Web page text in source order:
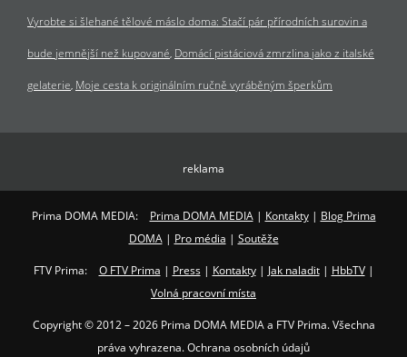
Vyrobte si šlehané tělové máslo doma: Stačí pár přírodních surovin a
bude jemnější než kupované Domácí pistáciová zmrzlina jako z italské
gelaterie Moje cesta k originálním ručně vyráběným šperkům
reklama
Prima DOMA MEDIA: Prima DOMA MEDIA| Kontakty| Blog Prima
DOMA| Pro média | Soutěže
FTV Prima: O FTV Prima | Press| Kontakty| Jak naladit| HbbTV|
Volná pracovní místa
Copyright © 2012 – 2026 Prima DOMA MEDIA a FTV Prima. Všechna
práva vyhrazena. Ochrana osobních údajů